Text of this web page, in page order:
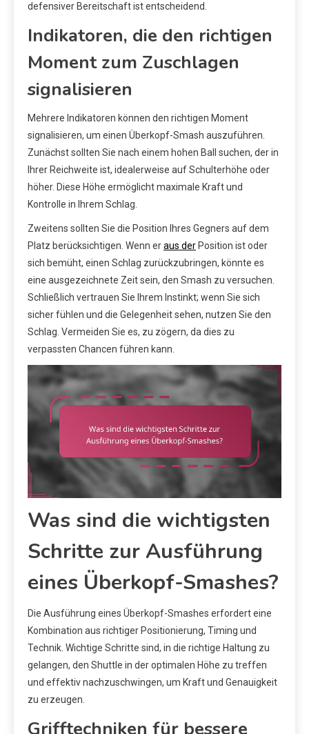
defensiver Bereitschaft ist entscheidend.
Indikatoren, die den richtigen
Moment zum Zuschlagen
signalisieren
Mehrere Indikatoren können den richtigen Moment
signalisieren, um einen Überkopf-Smash auszuführen.
Zunächst sollten Sie nach einem hohen Ball suchen, der in
Ihrer Reichweite ist, idealerweise auf Schulterhöhe oder
höher. Diese Höhe ermöglicht maximale Kraft und
Kontrolle in Ihrem Schlag.
Zweitens sollten Sie die Position Ihres Gegners auf dem
Platz berücksichtigen. Wenn eraus der Position ist oder
sich bemüht, einen Schlag zurückzubringen, könnte es
eine ausgezeichnete Zeit sein, den Smash zu versuchen.
Schließlich vertrauen Sie Ihrem Instinkt; wenn Sie sich
sicher fühlen und die Gelegenheit sehen, nutzen Sie den
Schlag. Vermeiden Sie es, zu zögern, da dies zu
verpassten Chancen führen kann.
Was sind die wichtigsten
Schritte zur Ausführung
eines Überkopf-Smashes?
Die Ausführung eines Überkopf-Smashes erfordert eine
Kombination aus richtiger Positionierung, Timing und
Technik. Wichtige Schritte sind, in die richtige Haltung zu
gelangen, den Shuttle in der optimalen Höhe zu treffen
und effektiv nachzuschwingen, um Kraft und Genauigkeit
zu erzeugen.
Grifftechniken für bessere